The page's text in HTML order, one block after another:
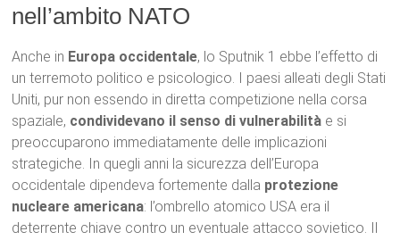
nell’ambito NATO
Anche in Europa occidentale, lo Sputnik 1 ebbe l’effetto di
un terremoto politico e psicologico. I paesi alleati degli Stati
Uniti, pur non essendo in diretta competizione nella corsa
spaziale, condividevano il senso di vulnerabilità e si
preoccuparono immediatamente delle implicazioni
strategiche. In quegli anni la sicurezza dell’Europa
occidentale dipendeva fortemente dalla protezione
nucleare americana: l’ombrello atomico USA era il
deterrente chiave contro un eventuale attacco sovietico. Il